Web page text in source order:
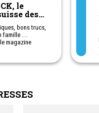
le
des
bons trucs,
famille ....
magazine